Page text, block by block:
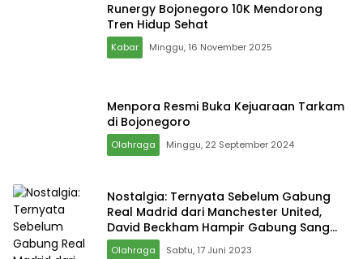
Runergy Bojonegoro 10K Mendorong
Tren Hidup Sehat
Kabar Minggu, 16 November 2025
Menpora Resmi Buka Kejuaraan Tarkam
di Bojonegoro
Olahraga Minggu, 22 September 2024
Nostalgia: Ternyata Sebelum Gabung
Real Madrid dari Manchester United,
David Beckham Hampir Gabung Sang
Rival
Olahraga Sabtu, 17 Juni 2023